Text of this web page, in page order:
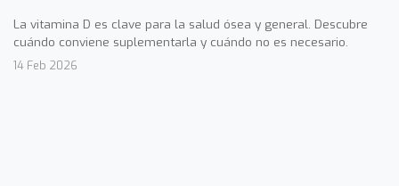
La vitamina D es clave para la salud ósea y general. Descubre
cuándo conviene suplementarla y cuándo no es necesario.
14 Feb 2026